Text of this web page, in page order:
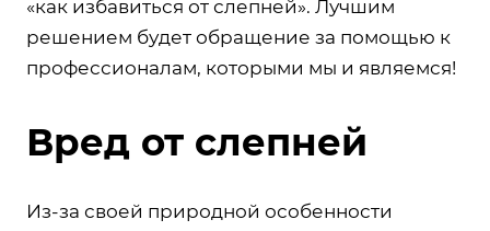
«как избавиться от слепней». Лучшим
решением будет обращение за помощью к
профессионалам, которыми мы и являемся!
Вред от слепней
Из-за своей природной особенности